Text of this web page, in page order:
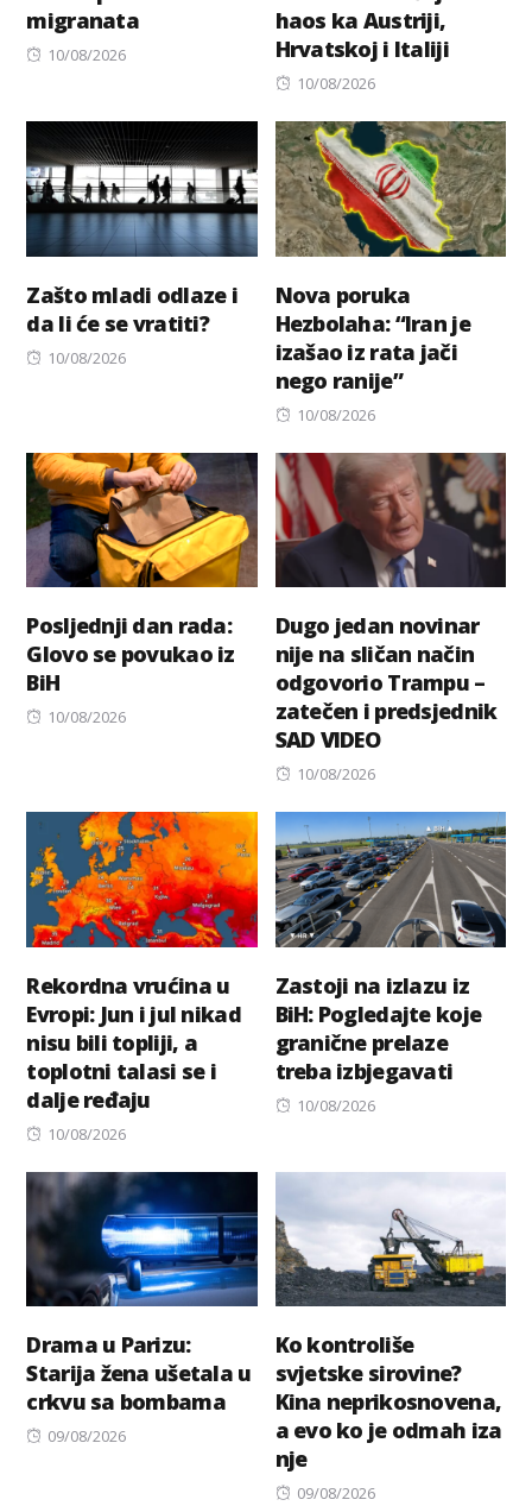
migranata
Posted
10/08/2026
haos ka Austriji,
Hrvatskoj i Italiji
Posted
10/08/2026
Zašto mladi odlaze i
da li će se vratiti?
Posted
10/08/2026
Nova poruka
Hezbolaha: “Iran je
izašao iz rata jači
nego ranije”
Posted
10/08/2026
Posljednji dan rada:
Glovo se povukao iz
BiH
Posted
10/08/2026
Dugo jedan novinar
nije na sličan način
odgovorio Trampu –
zatečen i predsjednik
SAD VIDEO
Posted
10/08/2026
Rekordna vrućina u
Evropi: Jun i jul nikad
nisu bili topliji, a
toplotni talasi se i
dalje ređaju
Posted
10/08/2026
Zastoji na izlazu iz
BiH: Pogledajte koje
granične prelaze
treba izbjegavati
Posted
10/08/2026
Drama u Parizu:
Starija žena ušetala u
crkvu sa bombama
Posted
09/08/2026
Ko kontroliše
svjetske sirovine?
Kina neprikosnovena,
a evo ko je odmah iza
nje
Posted
09/08/2026